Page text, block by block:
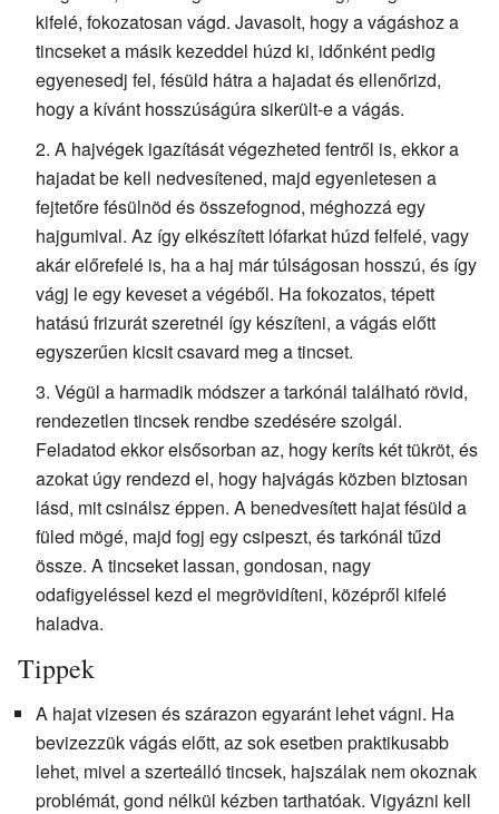
kifelé, fokozatosan vágd. Javasolt, hogy a vágáshoz a
tincseket a másik kezeddel húzd ki, időnként pedig
egyenesedj fel, fésüld hátra a hajadat és ellenőrizd,
hogy a kívánt hosszúságúra sikerült-e a vágás.
A hajvégek igazítását végezheted fentről is, ekkor a
hajadat be kell nedvesítened, majd egyenletesen a
fejtetőre fésülnöd és összefognod, méghozzá egy
hajgumival. Az így elkészített lófarkat húzd felfelé, vagy
akár előrefelé is, ha a haj már túlságosan hosszú, és így
vágj le egy keveset a végéből. Ha fokozatos, tépett
hatású frizurát szeretnél így készíteni, a vágás előtt
egyszerűen kicsit csavard meg a tincset.
Végül a harmadik módszer a tarkónál található rövid,
rendezetlen tincsek rendbe szedésére szolgál.
Feladatod ekkor elsősorban az, hogy keríts két tükröt, és
azokat úgy rendezd el, hogy hajvágás közben biztosan
lásd, mit csinálsz éppen. A benedvesített hajat fésüld a
füled mögé, majd fogj egy csipeszt, és tarkónál tűzd
össze. A tincseket lassan, gondosan, nagy
odafigyeléssel kezd el megrövidíteni, középről kifelé
haladva.
Tippek
A hajat vizesen és szárazon egyaránt lehet vágni. Ha
bevizezzük vágás előtt, az sok esetben praktikusabb
lehet, mivel a szerteálló tincsek, hajszálak nem okoznak
problémát, gond nélkül kézben tarthatóak. Vigyázni kell